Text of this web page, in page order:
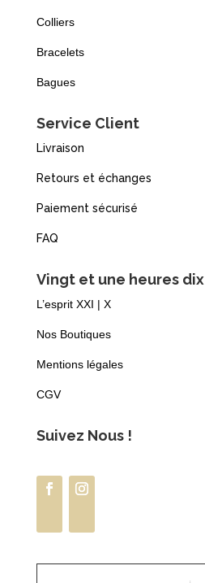
Colliers
Bracelets
Bagues
Service Client
Livraison
Retours et échanges
Paiement sécurisé
FAQ
Vingt et une heures dix
L’esprit XXI | X
Nos Boutiques
Mentions légales
CGV
Suivez Nous !